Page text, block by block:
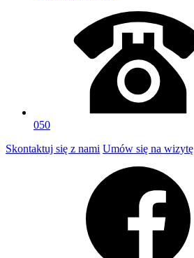
050
Skontaktuj się z nami Umów się na wizytę